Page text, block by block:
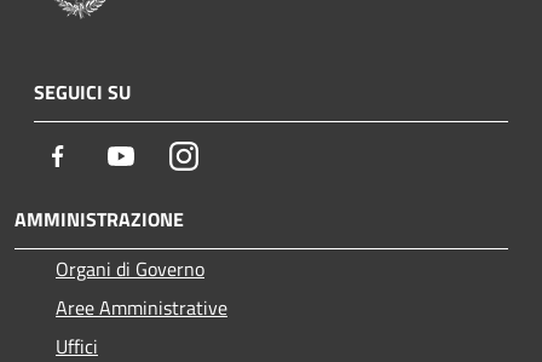
SEGUICI SU
Facebook YoutubeInstagram
AMMINISTRAZIONE
Organi di Governo
Aree Amministrative
Uffici